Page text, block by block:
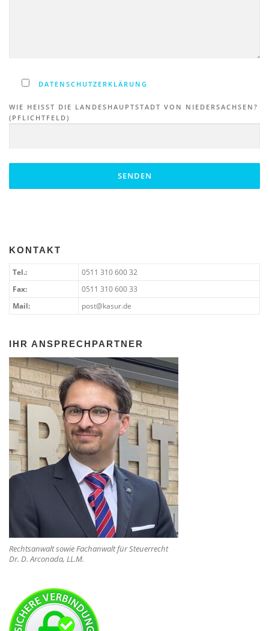
DATENSCHUTZERKLÄRUNG
WIE HEISST DIE LANDESHAUPTSTADT VON NIEDERSACHSEN? (
PFLICHTFELD)
KONTAKT
Tel.:
0511 310 600 32
Fax:
0511 310 600 33
Mail:
post@kasur.de
IHR ANSPRECHPARTNER
Rechtsanwalt sowie Fachanwalt für Steuerrecht
Dr. D. Arconada, LL.M.